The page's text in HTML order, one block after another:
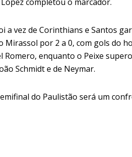
a vez de Corinthians e Santos
Mirassol por 2 a 0, com gols do
Romero, enquanto o Peixe
Schmidt e de Neymar.
do Paulistão será um